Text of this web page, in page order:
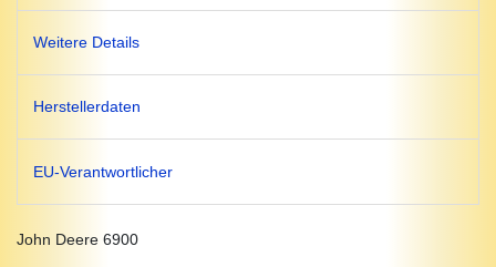
Weitere Details
Herstellerdaten
EU-Verantwortlicher
John Deere 6900